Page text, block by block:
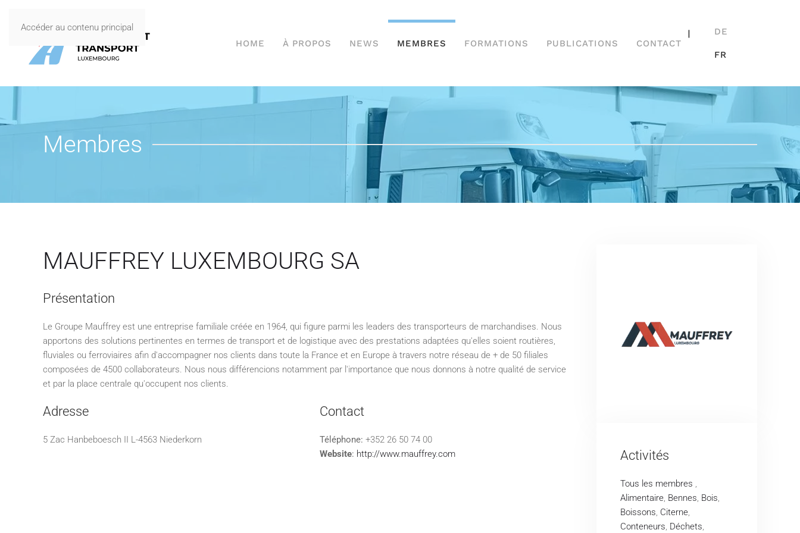
Accéder au contenu principal
HOME
À PROPOS NEWS MEMBRES FORMATIONS PUBLICATIONS CONTACT
| DE
FR
Membres
MAUFFREY LUXEMBOURG SA
Présentation
Le Groupe Mauffrey est une entreprise familiale créée en 1964, qui figure parmi les leaders des transporteurs de marchandises. Nous
apportons des solutions pertinentes en termes de transport et de logistique avec des prestations adaptées qu'elles soient routières,
fluviales ou ferroviaires afin d'accompagner nos clients dans toute la France et en Europe à travers notre réseau de + de 50 filiales
composées de 4500 collaborateurs. Nous nous différencions notamment par l'importance que nous donnons à notre qualité de service
et par la place centrale qu'occupent nos clients.
Adresse
5 Zac Hanbeboesch II L-4563 Niederkorn
Contact
Téléphone: +352 26 50 74 00
Website: http://www.mauffrey.com Activités
Tous les membres ,
Alimentaire, Bennes, Bois,
Boissons, Citerne,
Conteneurs, Déchets,